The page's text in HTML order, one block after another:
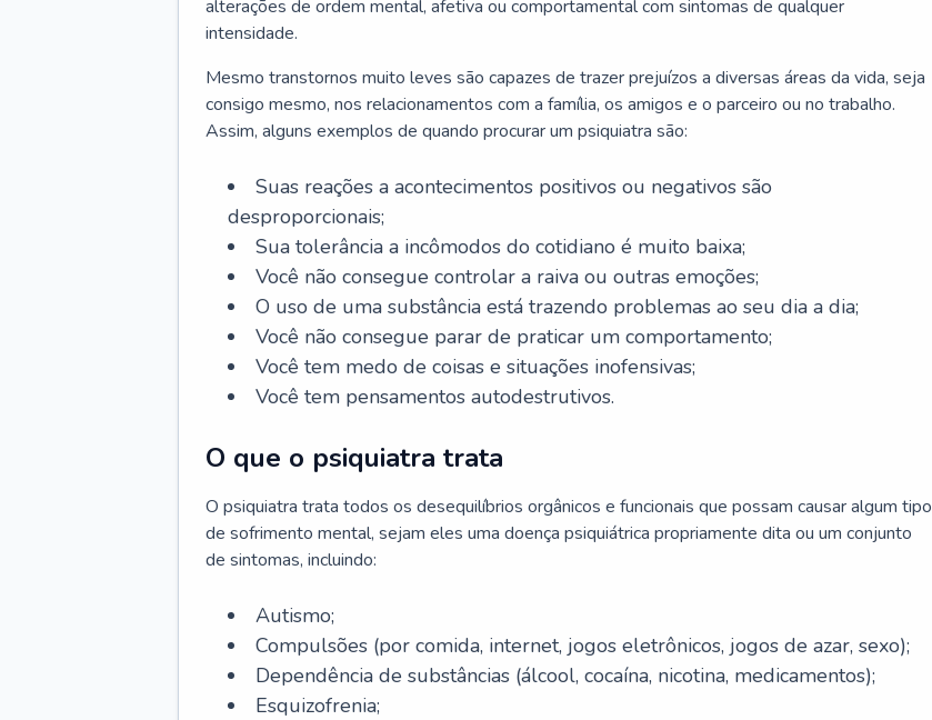
alterações de ordem mental, afetiva ou comportamental com sintomas de qualquer
intensidade.
Mesmo transtornos muito leves são capazes de trazer prejuízos a diversas áreas da vida, seja
consigo mesmo, nos relacionamentos com a família, os amigos e o parceiro ou no trabalho.
Assim, alguns exemplos de quando procurar um psiquiatra são:
Suas reações a acontecimentos positivos ou negativos são
desproporcionais;
Sua tolerância a incômodos do cotidiano é muito baixa;
Você não consegue controlar a raiva ou outras emoções;
O uso de uma substância está trazendo problemas ao seu dia a dia;
Você não consegue parar de praticar um comportamento;
Você tem medo de coisas e situações inofensivas;
Você tem pensamentos autodestrutivos.
O que o psiquiatra trata
O psiquiatra trata todos os desequilíbrios orgânicos e funcionais que possam causar algum tipo
de sofrimento mental, sejam eles uma doença psiquiátrica propriamente dita ou um conjunto
de sintomas, incluindo:
Autismo;
Compulsões (por comida, internet, jogos eletrônicos, jogos de azar, sexo);
Dependência de substâncias (álcool, cocaína, nicotina, medicamentos);
Esquizofrenia;